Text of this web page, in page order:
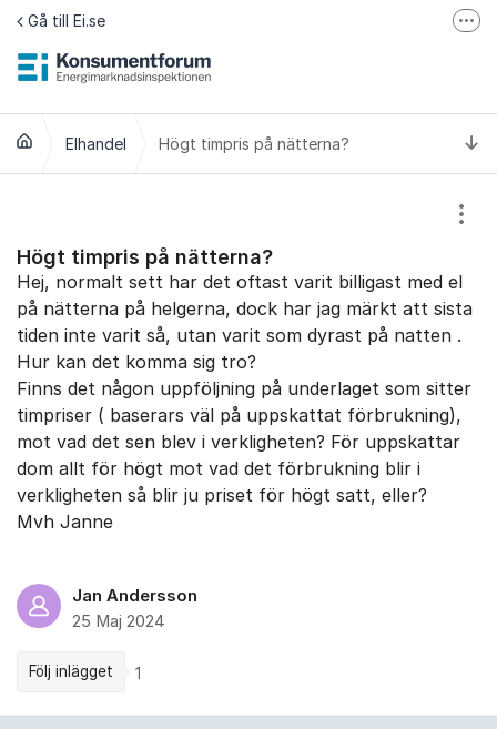
Hoppa till innehåll
Gå till Ei.se
Jämför elavtal på Elpriskollen.se
Elhandel Högt timpris på nätterna?
Högt timpris på nätterna?
Hej, normalt sett har det oftast varit billigast med el
på nätterna på helgerna, dock har jag märkt att sista
tiden inte varit så, utan varit som dyrast på natten .
Hur kan det komma sig tro?
Finns det någon uppföljning på underlaget som sitter
timpriser ( baserars väl på uppskattat förbrukning),
mot vad det sen blev i verkligheten? För uppskattar
dom allt för högt mot vad det förbrukning blir i
verkligheten så blir ju priset för högt satt, eller?
Mvh Janne
Jan Andersson
25 Maj 2024
Följ inlägget 1